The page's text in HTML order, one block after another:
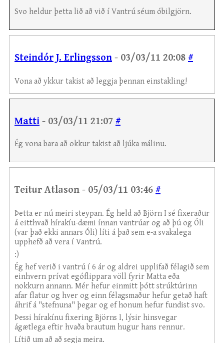
Svo heldur þetta lið að við í Vantrú séum óbilgjörn.
Steindór J. Erlingsson - 03/03/11 20:08 #
Vona að ykkur takist að leggja þennan einstakling!
Matti - 03/03/11 21:07 #
Ég vona bara að okkur takist að ljúka málinu.
Teitur Atlason - 05/03/11 03:46 #
Þetta er nú meiri steypan. Ég held að Björn I sé fixeraður
á eitthvað hírakíu-dæmi ínnan vantrúar og að þú og Óli
(var það ekki annars Óli) líti á það sem e-a svakalega
upphefð að vera í Vantrú.
:)
Ég hef verið i vantrú í 6 ár og aldrei upplifað félagið sem
einhvern prívat egóflippara völl fyrir Matta eða
nokkurn annann. Mér hefur einmitt þótt strúktúrinn
afar flatur og hver og einn félagsmaður hefur getað haft
áhrif á "stefnuna" þegar og ef honum hefur fundist svo.
Þessi hírakínu fixering Björns I, lýsir hinsvegar
ágætlega eftir hvaða brautum hugur hans rennur.
Lítið um að að segja meira.